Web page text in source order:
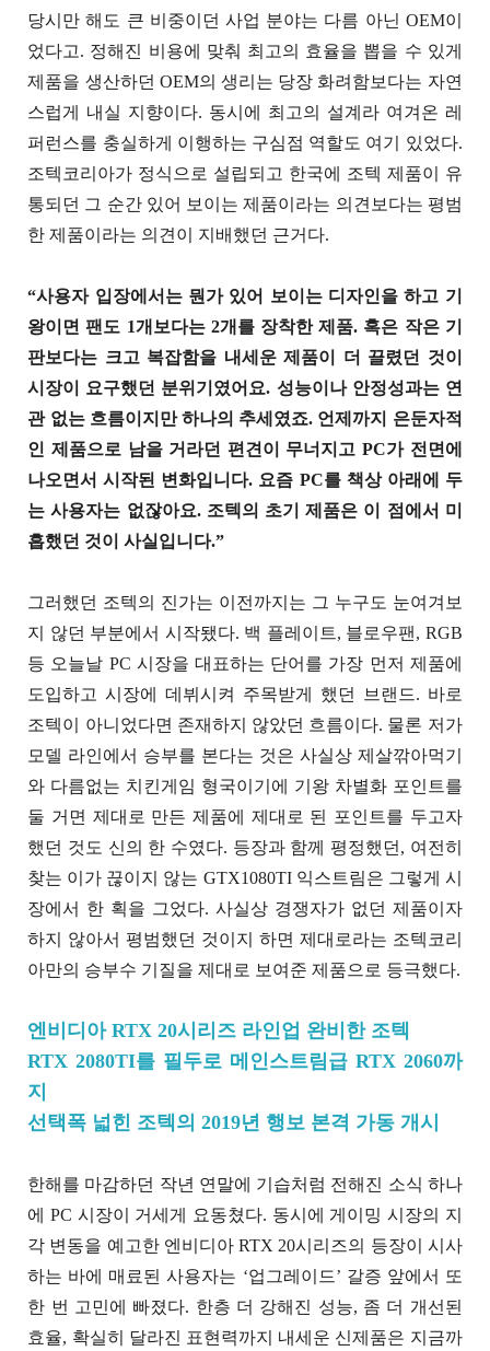
당시만 해도 큰 비중이던 사업 분야는 다름 아닌 OEM이
었다고. 정해진 비용에 맞춰 최고의 효율을 뽑을 수 있게
제품을 생산하던 OEM의 생리는 당장 화려함보다는 자연
스럽게 내실 지향이다. 동시에 최고의 설계라 여겨온 레
퍼런스를 충실하게 이행하는 구심점 역할도 여기 있었다.
조텍코리아가 정식으로 설립되고 한국에 조텍 제품이 유
통되던 그 순간 있어 보이는 제품이라는 의견보다는 평범
한 제품이라는 의견이 지배했던 근거다.
“사용자 입장에서는 뭔가 있어 보이는 디자인을 하고 기
왕이면 팬도 1개보다는 2개를 장착한 제품. 혹은 작은 기
판보다는 크고 복잡함을 내세운 제품이 더 끌렸던 것이
시장이 요구했던 분위기였어요. 성능이나 안정성과는 연
관 없는 흐름이지만 하나의 추세였죠. 언제까지 은둔자적
인 제품으로 남을 거라던 편견이 무너지고 PC가 전면에
나오면서 시작된 변화입니다. 요즘 PC를 책상 아래에 두
는 사용자는 없잖아요. 조텍의 초기 제품은 이 점에서 미
흡했던 것이 사실입니다.”
그러했던 조텍의 진가는 이전까지는 그 누구도 눈여겨보
지 않던 부분에서 시작됐다. 백 플레이트, 블로우팬, RGB
등 오늘날 PC 시장을 대표하는 단어를 가장 먼저 제품에
도입하고 시장에 데뷔시켜 주목받게 했던 브랜드. 바로
조텍이 아니었다면 존재하지 않았던 흐름이다. 물론 저가
모델 라인에서 승부를 본다는 것은 사실상 제살깎아먹기
와 다름없는 치킨게임 형국이기에 기왕 차별화 포인트를
둘 거면 제대로 만든 제품에 제대로 된 포인트를 두고자
했던 것도 신의 한 수였다. 등장과 함께 평정했던, 여전히
찾는 이가 끊이지 않는 GTX1080TI 익스트림은 그렇게 시
장에서 한 획을 그었다. 사실상 경쟁자가 없던 제품이자
하지 않아서 평범했던 것이지 하면 제대로라는 조텍코리
아만의 승부수 기질을 제대로 보여준 제품으로 등극했다.
엔비디아 RTX 20시리즈 라인업 완비한 조텍
RTX 2080TI를 필두로 메인스트림급 RTX 2060까
지
선택폭 넓힌 조텍의 2019년 행보 본격 가동 개시
한해를 마감하던 작년 연말에 기습처럼 전해진 소식 하나
에 PC 시장이 거세게 요동쳤다. 동시에 게이밍 시장의 지
각 변동을 예고한 엔비디아 RTX 20시리즈의 등장이 시사
하는 바에 매료된 사용자는 ‘업그레이드’ 갈증 앞에서 또
한 번 고민에 빠졌다. 한층 더 강해진 성능, 좀 더 개선된
효율, 확실히 달라진 표현력까지 내세운 신제품은 지금까